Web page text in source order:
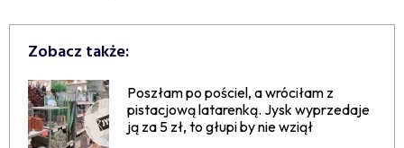
Zobacz także:
Poszłam po pościel, a wróciłam z
pistacjową latarenką. Jysk wyprzedaje
ją za 5 zł, to głupi by nie wziął